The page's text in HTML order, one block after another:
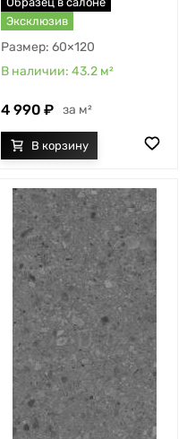
Эксклюзив
60×120
43.2 м²
4 990 м²